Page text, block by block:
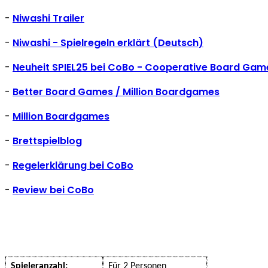
- Niwashi Trailer
- Niwashi - Spielregeln erklärt (Deutsch)
- Neuheit SPIEL25 bei CoBo - Cooperative Board
- Better Board Games / Million Boardgames
- Million Boardgames
- Brettspielblog
- Regelerklärung bei CoBo
- Review bei CoBo
Spieleranzahl: Für 2 Personen